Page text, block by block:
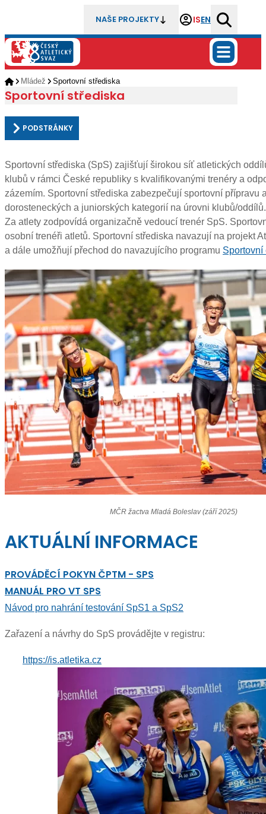
NAŠE PROJEKTY ISEN
Mládež Sportovní střediska
Sportovní střediska
PODSTRÁNKY
Sportovní střediska (SpS) zajišťují širokou síť atletických
klubů v rámci České republiky s kvalifikovanými trenéry a
zázemím. Sportovní střediska zabezpečují sportovní přípravu
dorosteneckých a juniorských kategorií na úrovni klubů/oddílů.
Za atlety zodpovídá organizačně vedoucí trenér SpS.
osobní trenéři atletů. Sportovní střediska navazují na projekt
a dále umožňují přechod do navazujícího programu Sportovní
MČR žactva Mladá Boleslav (září 2025)
AKTUÁLNÍ INFORMACE
PROVÁDĚCÍ POKYN ČPTM - SPS
MANUÁL PRO VT SPS
Návod pro nahrání testování SpS1 a SpS2
Zařazení a návrhy do SpS provádějte v registru:
https://is.atletika.cz